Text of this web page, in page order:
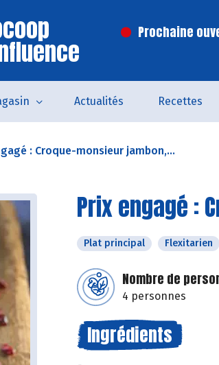
Prochaine
Actualités Recettes
: Croque-monsieur jambon,...
Prix engagé :
Plat principal Flexitarien
Nombre de
4 personnes
Ingrédients